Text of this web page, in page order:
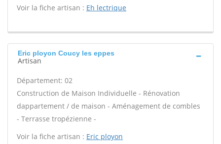
Voir la fiche artisan : Eh lectrique
Eric ployon Coucy les eppes
Artisan
Département: 02
Construction de Maison Individuelle - Rénovation
dappartement / de maison - Aménagement de combles
- Terrasse tropézienne -
Voir la fiche artisan : Eric ployon